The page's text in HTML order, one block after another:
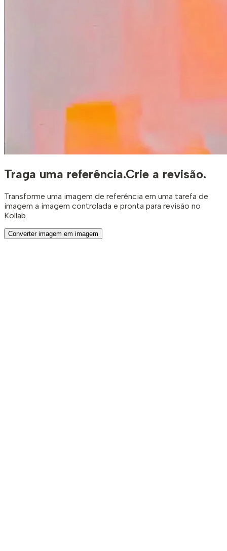
Traga uma referência.Crie a revisão.
Transforme uma imagem de referência em uma tarefa de
imagem a imagem controlada e pronta para revisão no
Kollab.
Converter imagem em imagem